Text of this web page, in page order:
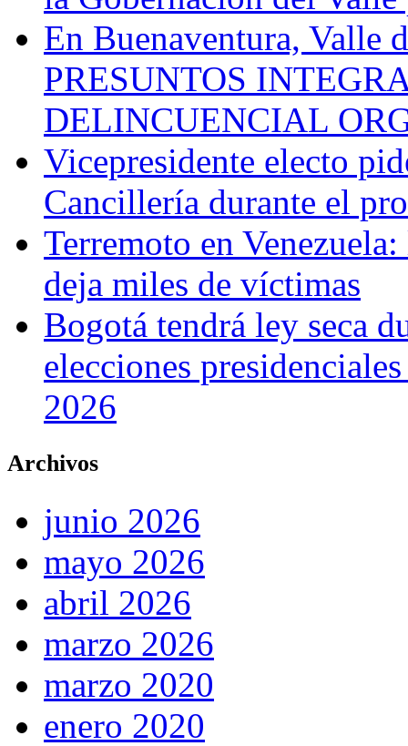
En Buenaventura, Valle
PRESUNTOS
DELINCUENCIAL
Vicepresidente electo
Cancillería durante el
Terremoto en
deja miles de víctimas
Bogotá tendrá ley seca
elecciones
2026
Archivos
junio 2026
mayo 2026
abril 2026
marzo 2026
marzo 2020
enero 2020